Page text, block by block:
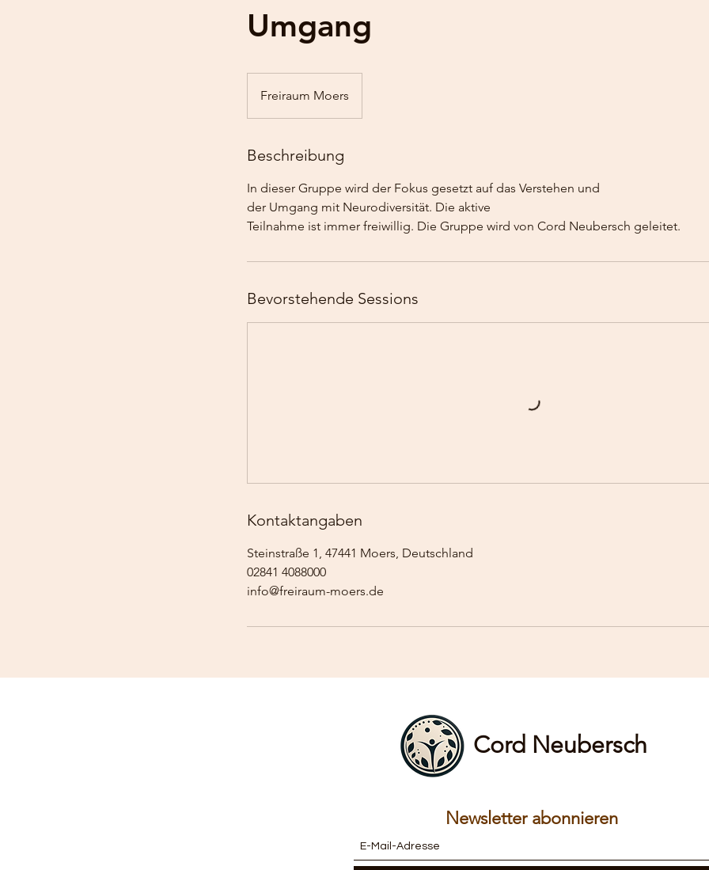
Umgang
Freiraum Moers
Beschreibung
In dieser Gruppe wird der Fokus gesetzt auf das Verstehen und
der Umgang mit Neurodiversität. Die aktive
Teilnahme ist immer freiwillig. Die Gruppe wird von Cord Neubersch geleitet.
Bevorstehende Sessions
Kontaktangaben
Steinstraße 1, 47441 Moers, Deutschland
02841 4088000
info@freiraum-moers.de
Cord Neubersch
Newsletter abonnieren